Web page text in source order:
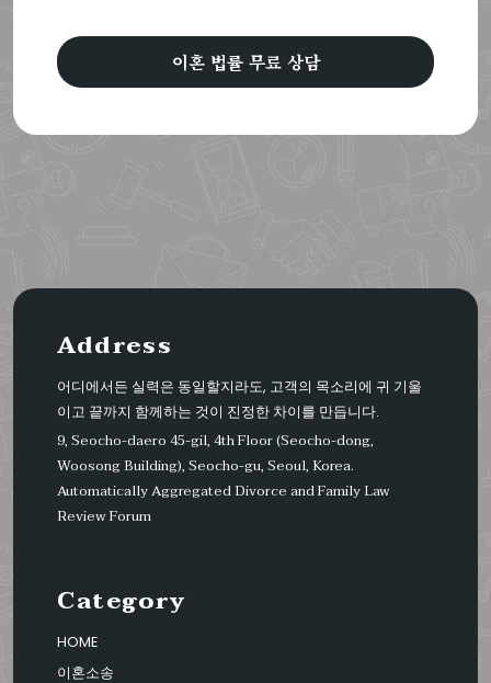
이혼 법률 무료 상담
Address
어디에서든 실력은 동일할지라도, 고객의 목소리에 귀 기울
이고 끝까지 함께하는 것이 진정한 차이를 만듭니다.
9, Seocho-daero 45-gil, 4th Floor (Seocho-dong,
Woosong Building), Seocho-gu, Seoul, Korea.
Automatically Aggregated Divorce and Family Law
Review Forum
Category
HOME
이혼소송